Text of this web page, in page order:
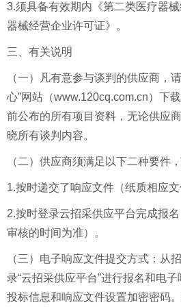
3.须具备有效期内《第二类医疗器
器械经营企业许可证》。
三、有关说明
（一）凡有意参与谈判的供应商，
心”网站（www.120cq.com.cn）下
前公布的所有项目资料，无论供应
晓所有谈判内容。
（二）供应商须满足以下二种要件
1.按时递交了响应文件（纸质相应
2.按时登录云招采供应平台完成报
审核的时间为准）。
（三）电子响应文件提交方式：从
录“云招采供应平台”进行报名和电
投标信息和响应文件设置加密密码